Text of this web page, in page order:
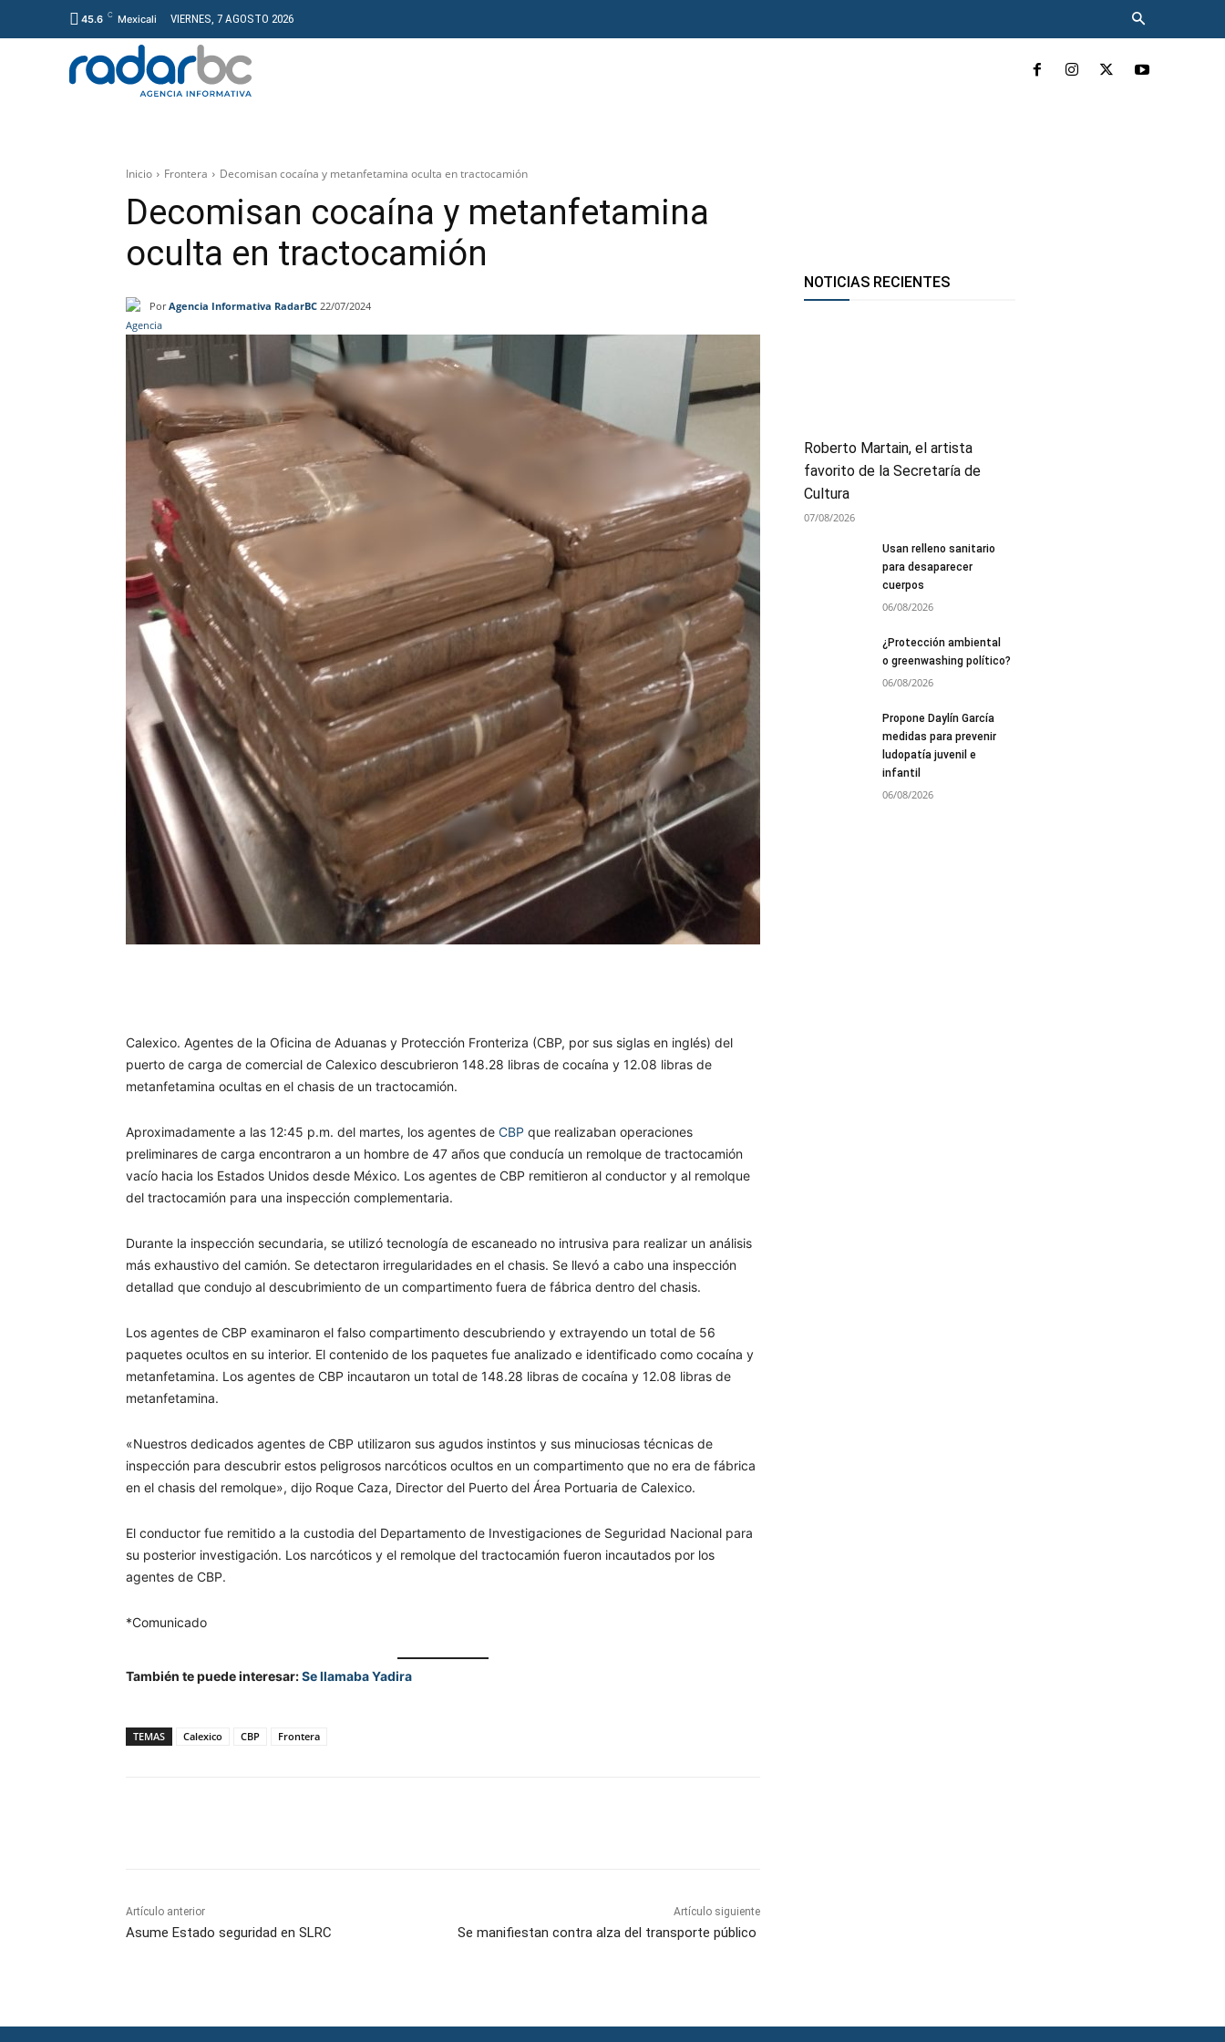
45.6 C Mexicali VIERNES, 7 AGOSTO 2026
Inicio Frontera Decomisan cocaína y metanfetamina oculta en tractocamión
Decomisan cocaína y metanfetamina
oculta en tractocamión
Por Agencia Informativa RadarBC 22/07/2024
Calexico. Agentes de la Oficina de Aduanas y Protección Fronteriza (CBP, por sus siglas en inglés) del
puerto de carga de comercial de Calexico descubrieron 148.28 libras de cocaína y 12.08 libras de
metanfetamina ocultas en el chasis de un tractocamión.
Aproximadamente a las 12:45 p.m. del martes, los agentes de CBP que realizaban operaciones
preliminares de carga encontraron a un hombre de 47 años que conducía un remolque de tractocamión
vacío hacia los Estados Unidos desde México. Los agentes de CBP remitieron al conductor y al remolque
del tractocamión para una inspección complementaria.
Durante la inspección secundaria, se utilizó tecnología de escaneado no intrusiva para realizar un análisis
más exhaustivo del camión. Se detectaron irregularidades en el chasis. Se llevó a cabo una inspección
detallad que condujo al descubrimiento de un compartimento fuera de fábrica dentro del chasis.
Los agentes de CBP examinaron el falso compartimento descubriendo y extrayendo un total de 56
paquetes ocultos en su interior. El contenido de los paquetes fue analizado e identificado como cocaína y
metanfetamina. Los agentes de CBP incautaron un total de 148.28 libras de cocaína y 12.08 libras de
metanfetamina.
«Nuestros dedicados agentes de CBP utilizaron sus agudos instintos y sus minuciosas técnicas de
inspección para descubrir estos peligrosos narcóticos ocultos en un compartimento que no era de fábrica
en el chasis del remolque», dijo Roque Caza, Director del Puerto del Área Portuaria de Calexico.
El conductor fue remitido a la custodia del Departamento de Investigaciones de Seguridad Nacional para
su posterior investigación. Los narcóticos y el remolque del tractocamión fueron incautados por los
agentes de CBP.
*Comunicado
También te puede interesar:Se llamaba Yadira
TEMAS Calexico CBP Frontera
Artículo anterior
Asume Estado seguridad en SLRC
Artículo siguiente
Se manifiestan contra alza del transporte público
NOTICIAS RECIENTES
Roberto Martain, el artista
favorito de la Secretaría de
Cultura
07/08/2026
Usan relleno sanitario
para desaparecer
cuerpos
06/08/2026
¿Protección ambiental
o greenwashing político?
06/08/2026
Propone Daylín García
medidas para prevenir
ludopatía juvenil e
infantil
06/08/2026